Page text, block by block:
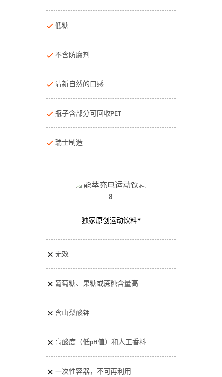
低糖
不含防腐剂
清新自然的口感
瓶子含部分可回收PET
瑞士制造
独家原创运动饮料*
无效
葡萄糖、果糖或蔗糖含量高
含山梨酸钾
高酸度（低pH值）和人工香料
一次性容器，不可再利用